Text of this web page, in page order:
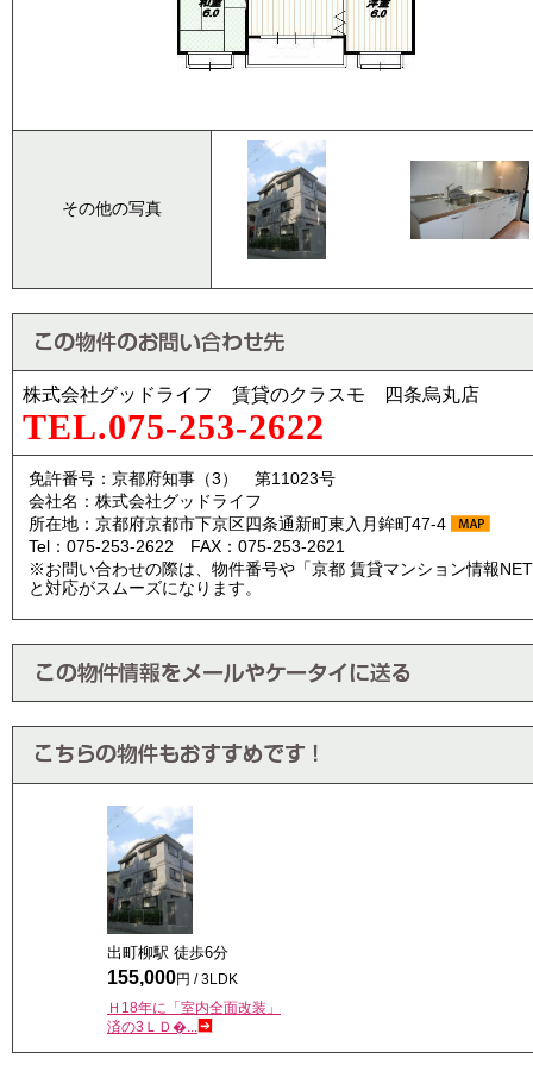
その他の写真
株式会社グッドライフ 賃貸のクラスモ 四条烏丸店
TEL.075-253-2622
免許番号：京都府知事（3） 第11023号
会社名：株式会社グッドライフ
所在地：京都府京都市下京区四条通新町東入月鉾町47-4
Tel：075-253-2622 FAX：075-253-2621
※お問い合わせの際は、物件番号や「京都 賃貸マンション情報
と対応がスムーズになります。
出町柳駅 徒歩6分
155,000円 / 3LDK
Ｈ18年に「室内全面改装」
済の3ＬＤ�...